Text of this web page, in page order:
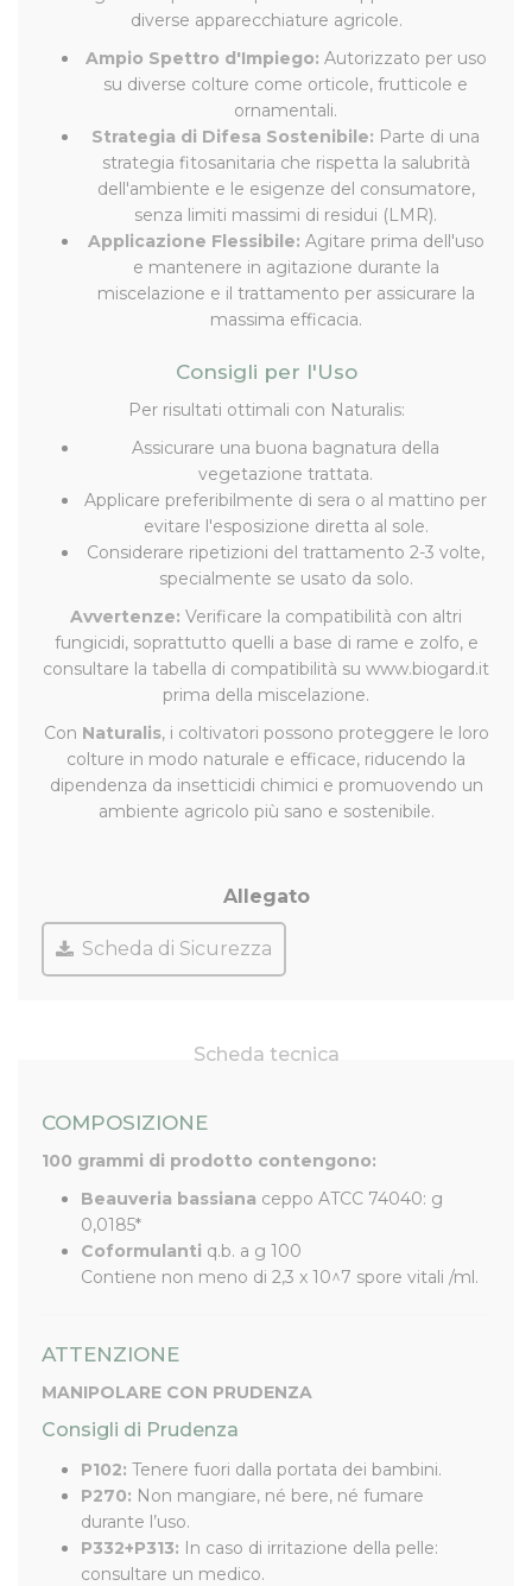
diverse apparecchiature agricole.
Ampio Spettro d'Impiego: Autorizzato per uso
su diverse colture come orticole, frutticole e
ornamentali.
Strategia di Difesa Sostenibile: Parte di una
strategia fitosanitaria che rispetta la salubrità
dell'ambiente e le esigenze del consumatore,
senza limiti massimi di residui (LMR).
Applicazione Flessibile: Agitare prima dell'uso
e mantenere in agitazione durante la
miscelazione e il trattamento per assicurare la
massima efficacia.
Consigli per l'Uso
Per risultati ottimali con Naturalis:
Assicurare una buona bagnatura della
vegetazione trattata.
Applicare preferibilmente di sera o al mattino per
evitare l'esposizione diretta al sole.
Considerare ripetizioni del trattamento 2-3 volte,
specialmente se usato da solo.
Avvertenze: Verificare la compatibilità con altri
fungicidi, soprattutto quelli a base di rame e zolfo, e
consultare la tabella di compatibilità su www.biogard.it
prima della miscelazione.
Con Naturalis, i coltivatori possono proteggere le loro
colture in modo naturale e efficace, riducendo la
dipendenza da insetticidi chimici e promuovendo un
ambiente agricolo più sano e sostenibile.
Allegato
Scheda di Sicurezza
Scheda tecnica
COMPOSIZIONE
100 grammi di prodotto contengono:
Beauveria bassiana ceppo ATCC 74040: g
0,0185*
Coformulanti q.b. a g 100
Contiene non meno di 2,3 x 10^7 spore vitali /ml.
ATTENZIONE
MANIPOLARE CON PRUDENZA
Consigli di Prudenza
P102: Tenere fuori dalla portata dei bambini.
P270: Non mangiare, né bere, né fumare
durante l’uso.
P332+P313: In caso di irritazione della pelle:
consultare un medico.